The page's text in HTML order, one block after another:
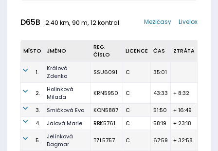
D65B 2.40 km, 90 m, 12 kontrol Livelox
Mezičasy
MÍSTO JMÉNO
REG.
ČÍSLO
LICENCE ČAS ZTRÁTA
1.
Králová
Zdenka
SSU6091 C 35:01
2.
Holinková
Milada
KRN5950 C 43:33 + 8:32
3. Smičková Eva KON5887 C 51:50
+ 16:49
4.
Jalová Marie RBK5761 C 58:19 + 23:18
5.
Jelínková
Dagmar
TZL5757 C 67:59 + 32:58